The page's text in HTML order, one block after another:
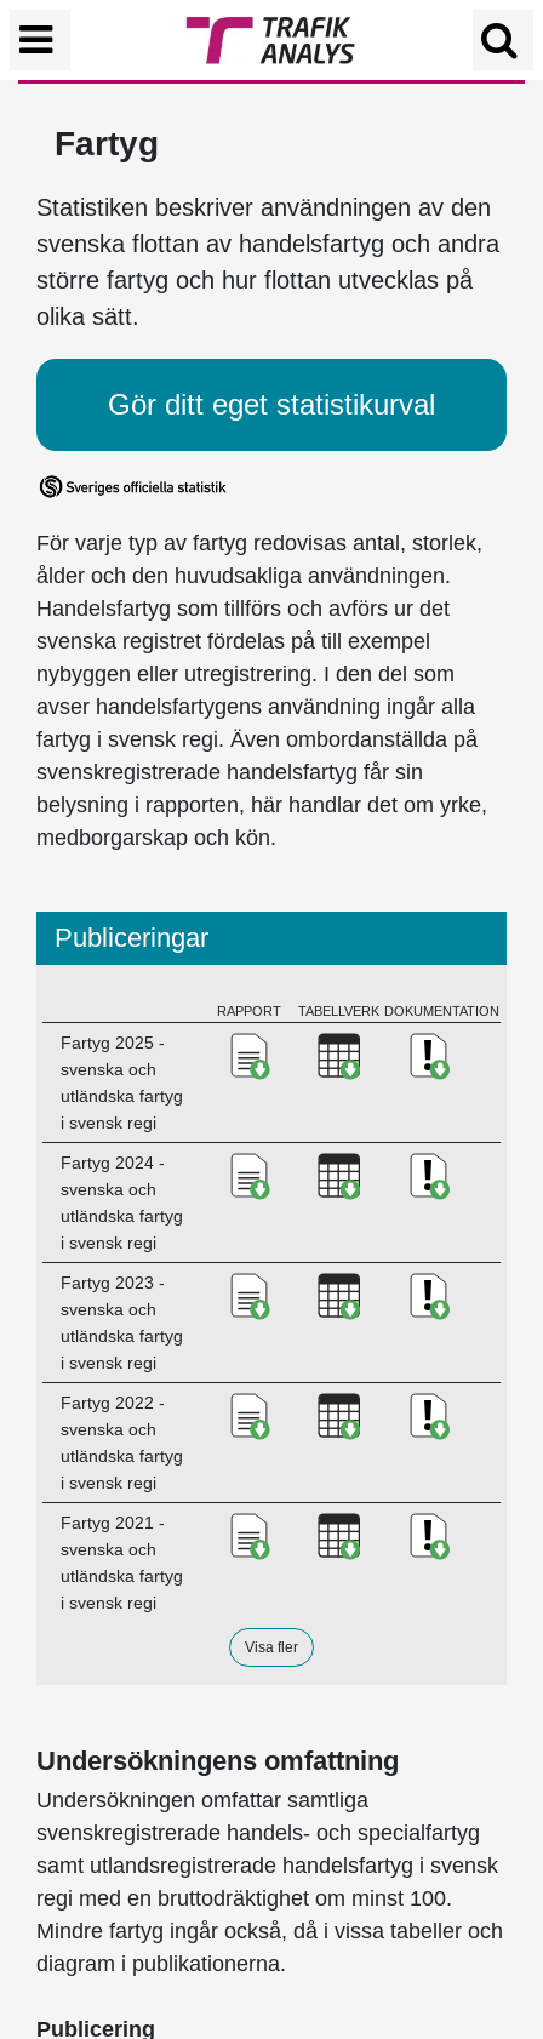
Fartyg
Statistiken beskriver användningen av den
svenska flottan av handelsfartyg och andra
större fartyg och hur flottan utvecklas på
olika sätt.
Gör ditt eget statistikurval
För varje typ av fartyg redovisas antal, storlek,
ålder och den huvudsakliga användningen.
Handelsfartyg som tillförs och avförs ur det
svenska registret fördelas på till exempel
nybyggen eller utregistrering. I den del som
avser handelsfartygens användning ingår alla
fartyg i svensk regi. Även ombordanställda på
svenskregistrerade handelsfartyg får sin
belysning i rapporten, här handlar det om yrke,
medborgarskap och kön.
Publiceringar
BESKRIVNING
RAPPORT TABELLVERK DOKUMENTATION
Fartyg 2025 -
svenska och
utländska fartyg
i svensk regi
Ladda ner Fartyg 2025 -
Ladda ner Fartyg
Ladda ner
Fartyg 2024 -
svenska och
utländska fartyg
i svensk regi
Ladda ner Fartyg 2024 -
Ladda ner Fartyg
Ladda ner
Fartyg 2023 -
svenska och
utländska fartyg
i svensk regi
Ladda ner Fartyg 2023 -
Ladda ner Fartyg
Ladda ner
Fartyg 2022 -
svenska och
utländska fartyg
i svensk regi
Ladda ner Fartyg 2022 -
Ladda ner Fartyg
Ladda ner
Fartyg 2021 -
svenska och
utländska fartyg
i svensk regi
Ladda ner Fartyg 2021 -
Ladda ner Fartyg
Ladda ner
Visa fler
Undersökningens omfattning
Undersökningen omfattar samtliga
svenskregistrerade handels- och specialfartyg
samt utlandsregistrerade handelsfartyg i svensk
regi med en bruttodräktighet om minst 100.
Mindre fartyg ingår också, då i vissa tabeller och
diagram i publikationerna.
Publicering